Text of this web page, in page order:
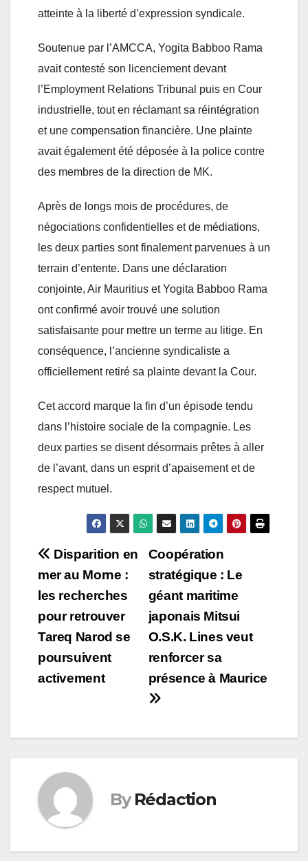
atteinte à la liberté d’expression syndicale.
Soutenue par l’AMCCA, Yogita Babboo Rama
avait contesté son licenciement devant
l’Employment Relations Tribunal puis en Cour
industrielle, tout en réclamant sa réintégration
et une compensation financière. Une plainte
avait également été déposée à la police contre
des membres de la direction de MK.
Après de longs mois de procédures, de
négociations confidentielles et de médiations,
les deux parties sont finalement parvenues à un
terrain d’entente. Dans une déclaration
conjointe, Air Mauritius et Yogita Babboo Rama
ont confirmé avoir trouvé une solution
satisfaisante pour mettre un terme au litige. En
conséquence, l’ancienne syndicaliste a
officiellement retiré sa plainte devant la Cour.
Cet accord marque la fin d’un épisode tendu
dans l’histoire sociale de la compagnie. Les
deux parties se disent désormais prêtes à aller
de l’avant, dans un esprit d’apaisement et de
respect mutuel.
Post
navigation
Coopération
stratégique : Le
géant maritime
japonais Mitsui
O.S.K. Lines veut
renforcer sa
présence à Maurice
Disparition en
mer au Morne :
les recherches
pour retrouver
Tareq Narod se
poursuivent
activement
By Rédaction